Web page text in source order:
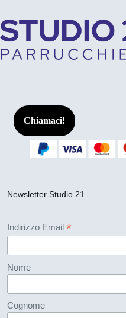
Chiamaci!
Newsletter Studio 21
Indirizzo Email *
Nome
Cognome